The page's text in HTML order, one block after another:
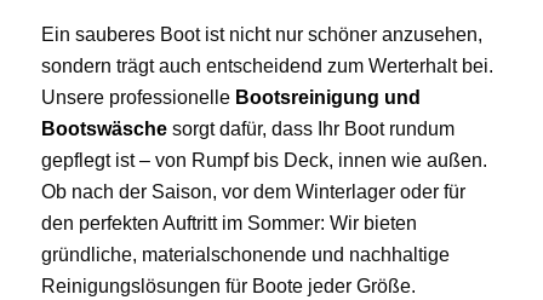
Ein sauberes Boot ist nicht nur schöner anzusehen,
sondern trägt auch entscheidend zum Werterhalt bei.
Unsere professionelle Bootsreinigung und
Bootswäschesorgt dafür, dass Ihr Boot rundum
gepflegt ist – von Rumpf bis Deck, innen wie außen.
Ob nach der Saison, vor dem Winterlager oder für
den perfekten Auftritt im Sommer: Wir bieten
gründliche, materialschonende und nachhaltige
Reinigungslösungen für Boote jeder Größe.